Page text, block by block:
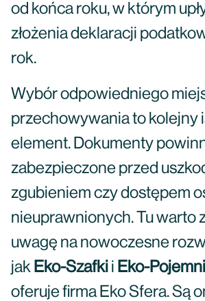
od końca roku, w którym
złożenia deklaracji
rok.
Wybór odpowiedniego
przechowywania to kolejny
element. Dokumenty
zabezpieczone przed
zgubieniem czy dostępem
nieuprawnionych. Tu warto
uwagę na nowoczesne
jak Eko-Szafki i Eko-
oferuje firma Eko Sfera. Są